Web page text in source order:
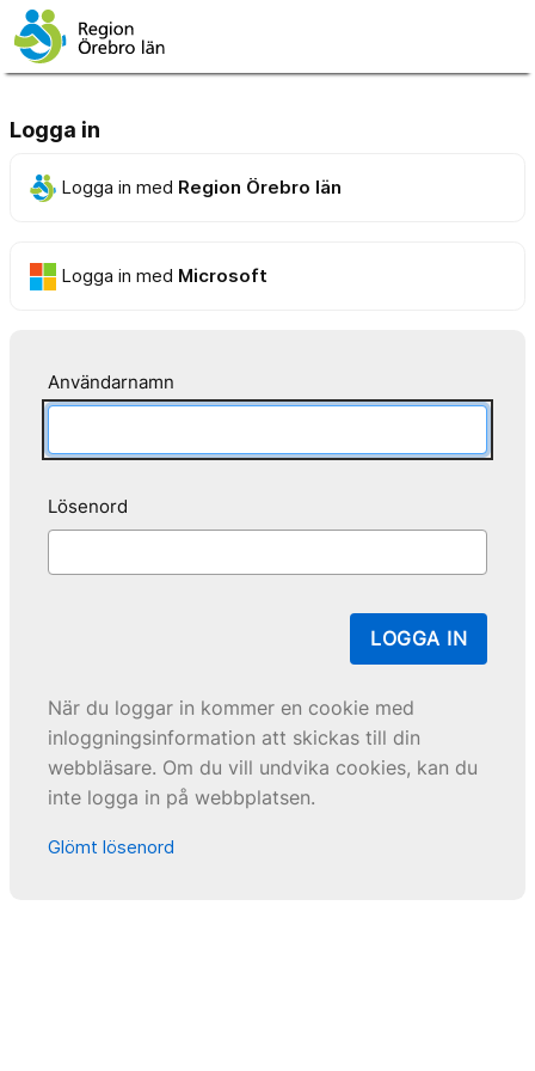
Logga in
Logga in med Region Örebro län
Logga in med Microsoft
Användarnamn
Lösenord
LOGGA IN
När du loggar in kommer en cookie med
inloggningsinformation att skickas till din
webbläsare. Om du vill undvika cookies, kan du
inte logga in på webbplatsen.
Glömt lösenord